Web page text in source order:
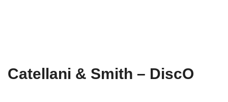
Catellani & Smith – DiscO